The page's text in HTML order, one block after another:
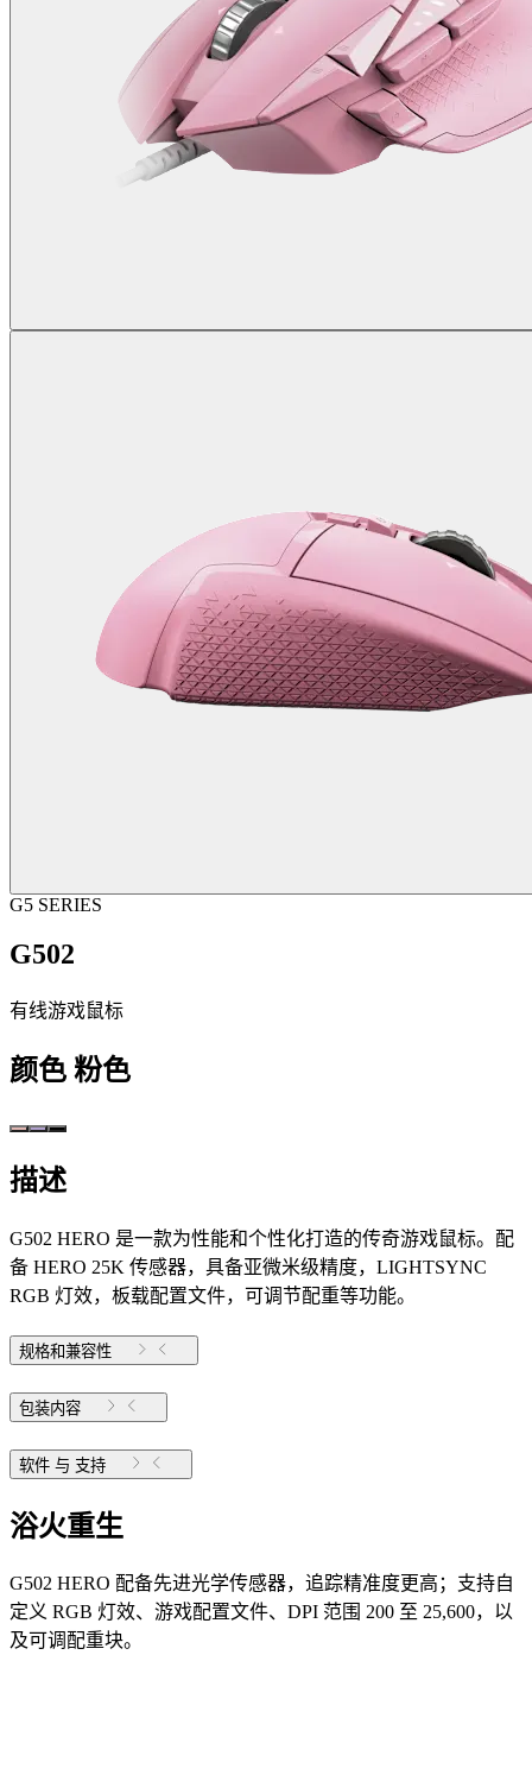
G5 SERIES
G502
有线游戏鼠标
颜色 粉色
描述
G502 HERO 是一款为性能和个性化打造的传奇游戏鼠标。配
备 HERO 25K 传感器，具备亚微米级精度，LIGHTSYNC
RGB 灯效，板载配置文件，可调节配重等功能。
规格和兼容性
包装内容
软件 与 支持
浴火重生
G502 HERO 配备先进光学传感器，追踪精准度更高；支持自
定义 RGB 灯效、游戏配置文件、DPI 范围 200 至 25,600，以
及可调配重块。